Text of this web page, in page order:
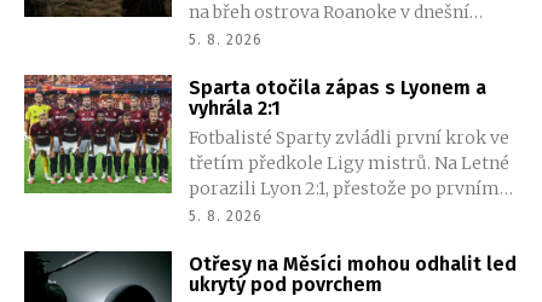
na břeh ostrova Roanoke v dnešní
Severní Karolíně, čekalo ho mrazivé
do Anglie pro zásoby, stále stála.
Palisáda byla neporušená, domy
nezmizely a nikde nebyly patrné
známky násilí. Jen 117 mužů, žen a dětí,
které zde zanechal, bylo beze stopy
pryč.
5. 8. 2026
Sparta otočila zápas s Lyonem a
vyhrála 2:1
Fotbalisté Sparty zvládli první krok ve
třetím předkole Ligy mistrů. Na Letné
porazili Lyon 2:1, přestože po prvním
poločase prohrávali vlastním gólem
Matěj Ryneš a John Mercado.
5. 8. 2026
Otřesy na Měsíci mohou odhalit led
ukrytý pod povrchem